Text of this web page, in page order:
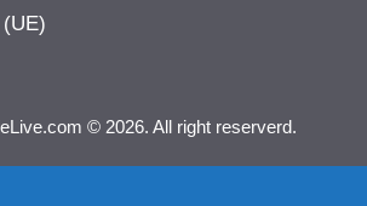
© 2026. All right reserverd.